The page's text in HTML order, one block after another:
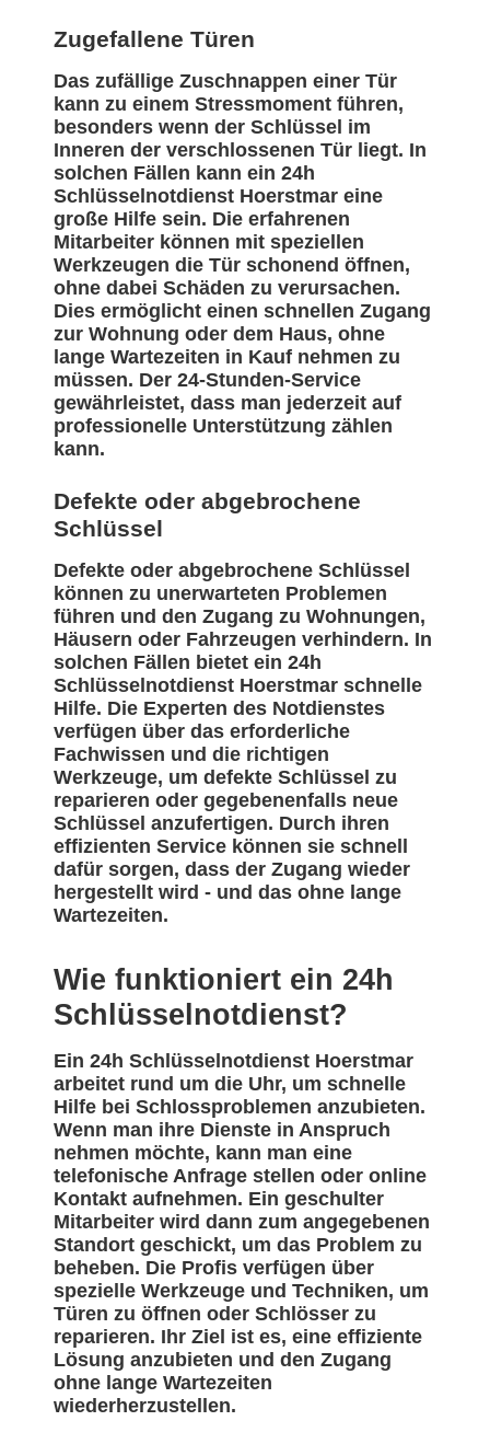
Zugefallene Türen
Das zufällige Zuschnappen einer Tür
kann zu einem Stressmoment führen,
besonders wenn der Schlüssel im
Inneren der verschlossenen Tür liegt. In
solchen Fällen kann ein 24h
Schlüsselnotdienst Hoerstmar eine
große Hilfe sein. Die erfahrenen
Mitarbeiter können mit speziellen
Werkzeugen die Tür schonend öffnen,
ohne dabei Schäden zu verursachen.
Dies ermöglicht einen schnellen Zugang
zur Wohnung oder dem Haus, ohne
lange Wartezeiten in Kauf nehmen zu
müssen. Der 24-Stunden-Service
gewährleistet, dass man jederzeit auf
professionelle Unterstützung zählen
kann.
Defekte oder abgebrochene
Schlüssel
Defekte oder abgebrochene Schlüssel
können zu unerwarteten Problemen
führen und den Zugang zu Wohnungen,
Häusern oder Fahrzeugen verhindern. In
solchen Fällen bietet ein 24h
Schlüsselnotdienst Hoerstmar schnelle
Hilfe. Die Experten des Notdienstes
verfügen über das erforderliche
Fachwissen und die richtigen
Werkzeuge, um defekte Schlüssel zu
reparieren oder gegebenenfalls neue
Schlüssel anzufertigen. Durch ihren
effizienten Service können sie schnell
dafür sorgen, dass der Zugang wieder
hergestellt wird - und das ohne lange
Wartezeiten.
Wie funktioniert ein 24h
Schlüsselnotdienst?
Ein 24h Schlüsselnotdienst Hoerstmar
arbeitet rund um die Uhr, um schnelle
Hilfe bei Schlossproblemen anzubieten.
Wenn man ihre Dienste in Anspruch
nehmen möchte, kann man eine
telefonische Anfrage stellen oder online
Kontakt aufnehmen. Ein geschulter
Mitarbeiter wird dann zum angegebenen
Standort geschickt, um das Problem zu
beheben. Die Profis verfügen über
spezielle Werkzeuge und Techniken, um
Türen zu öffnen oder Schlösser zu
reparieren. Ihr Ziel ist es, eine effiziente
Lösung anzubieten und den Zugang
ohne lange Wartezeiten
wiederherzustellen.